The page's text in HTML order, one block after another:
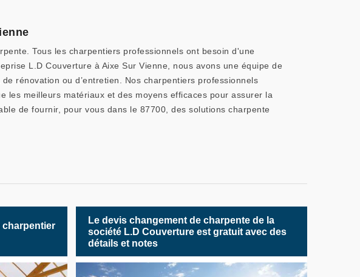
Tous les charpentiers professionnels ont besoin d'une
L.D Couverture à Aixe Sur Vienne, nous avons une équipe de
rénovation ou d’entretien. Nos charpentiers professionnels
meilleurs matériaux et des moyens efficaces pour assurer la
de fournir, pour vous dans le 87700, des solutions charpente
charpentier
Le devis changement de charpente de la
société L.D Couverture est gratuit avec des
détails et notes